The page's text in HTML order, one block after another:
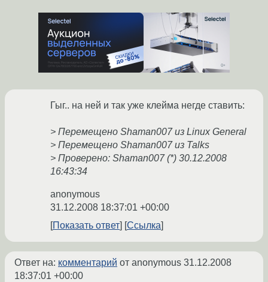
Гыг.. на ней и так уже клейма негде ставить:
> Перемещено Shaman007 из Linux General
> Перемещено Shaman007 из Talks
> Проверено: Shaman007 (*) 30.12.2008
16:43:34
anonymous
31.12.2008 18:37:01 +00:00
Показать ответ
Ссылка
Ответ на: комментарий от anonymous 31.12.2008
18:37:01 +00:00